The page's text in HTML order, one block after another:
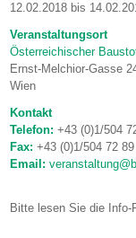
12.02.2018 bis
Veranstaltungsort
Österreichischer
Ernst-Melchior-Gasse
Wien
Kontakt
Telefon:+43 (0)1/504
Fax:+43 (0)1/504 72
Email:
Bitte lesen Sie die Info-